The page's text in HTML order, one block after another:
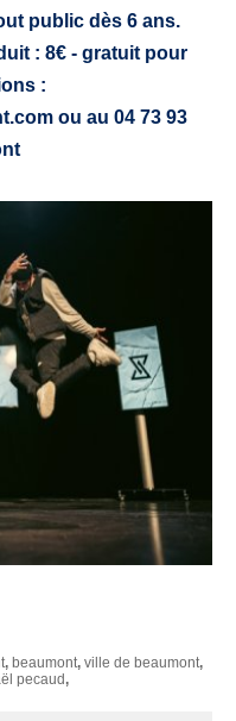
public dès 6 ans.
: 8€ - gratuit pour
:
ou au 04 73 93
, beaumont, ville de beaumont,
pecaud,